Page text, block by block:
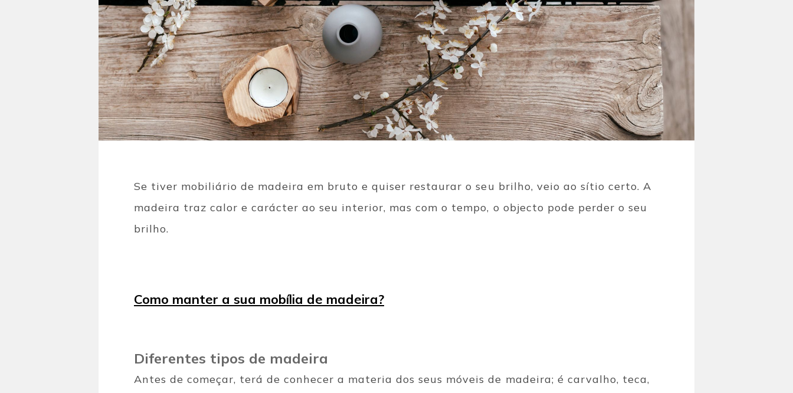
Se tiver mobiliário de madeira em bruto e quiser restaurar o seu brilho, veio ao sítio certo. A
madeira traz calor e carácter ao seu interior, mas com o tempo, o objecto pode perder o seu
brilho.
Como manter a sua mobília de madeira?
Diferentes tipos de madeira
Antes de começar, terá de conhecer a materia dos seus móveis de madeira; é carvalho, teca,